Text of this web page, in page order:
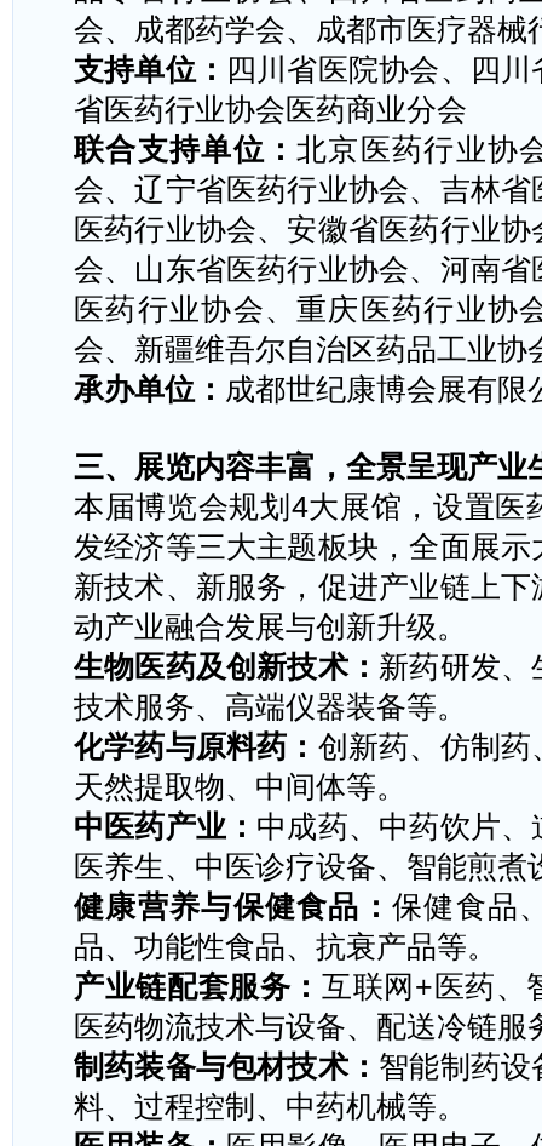
会、成都药学会、成都市医疗器械
支持单位： 四川省医院协会、四
省医药行业协会医药商业分会
联合支持单位：北京医药行业协
会、辽宁省医药行业协会、吉林
医药行业协会、安徽省医药行业
会、山东省医药行业协会、河南
医药行业协会、重庆医药行业协
会、新疆维吾尔自治区药品工业协
承办单位： 成都世纪康博会展有限
三、展览内容丰富，全景呈现产业
本届博览会规划 4大展馆，设置医
发经济等三大主题板块，全面展
新技术、新服务，促进产业链上
动产业融合发展与创新升级。
生物医药及创新技术： 新药研发、
技术服务、高端仪器装备等。
化学药与原料药： 创新药、仿制
天然提取物、中间体等。
中医药产业： 中成药、中药饮片
医养生、中医诊疗设备、智能煎煮
健康营养与保健食品：保健食品
品、功能性食品、抗衰产品等。
产业链配套服务： 互联网 +医药、
医药物流技术与设备、配送冷链服
制药装备与包材技术： 智能制药设
料、过程控制、中药机械等。